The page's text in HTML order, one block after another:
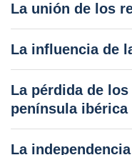
La unión de los
La influencia de
La pérdida de
península ibérica
La